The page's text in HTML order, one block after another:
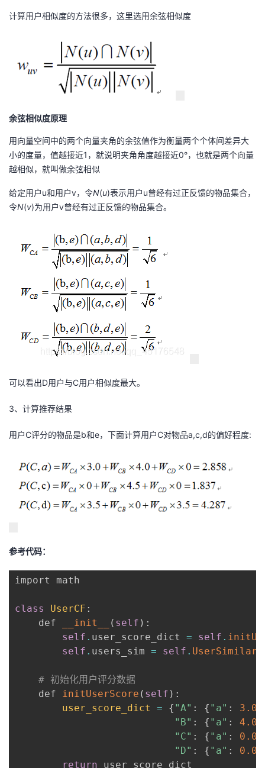
发
学
的
课
我
的
证
我
实
的
藏
Programs
的
持
技
支
持
的
声
建
计算用户相似度的方法很多，这里选用余弦相似度
余弦相似度原理
用向量空间中的两个向量夹角的余弦值作为衡量两个个体间差异大
小的度量，值越接近1，就说明夹角角度越接近0°，也就是两个向量
越相似，就叫做余弦相似
给定用户u和用户v，令N(u)表示用户u曾经有过正反馈的物品集合，
令N(v)为用户v曾经有过正反馈的物品集合。
可以看出D用户与C用户相似度最大。
3、计算推荐结果
用户C评分的物品是b和e，下面计算用户C对物品a,c,d的偏好程度:
参考代码：
import math
class UserCF :
    def
__init__ ( self ) :
self . user_score_dict = self .
self . users_sim = self .
# 初始化用户评分数据
    def
initUserScore ( self ) :
user_score_dict
= { "A" : { "a" : 3.0
"B" : { "a" : 4.0
"C" : { "a" : 0.0
"D" : { "a" : 0.0
return user_score_dict